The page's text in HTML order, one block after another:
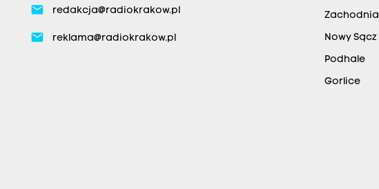
email redakcja@radiokrakow.pl
email reklama@radiokrakow.pl
Zachodnia
Nowy Sącz
Podhale
Gorlice